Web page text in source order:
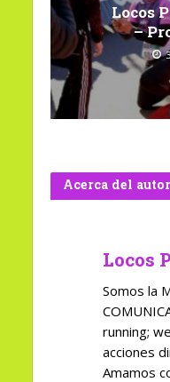
Locos
–
Acerca del autor
Locos
Somos la
running;
acciones
Amamos